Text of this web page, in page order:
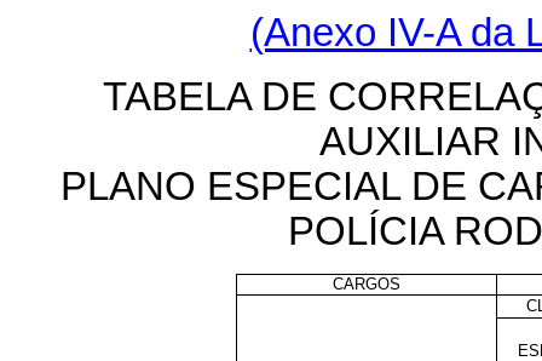
(Anexo IV-A da
TABELA DE
AUXILIAR
PLANO ESPECIAL DE
POLÍCIA
CARGOS